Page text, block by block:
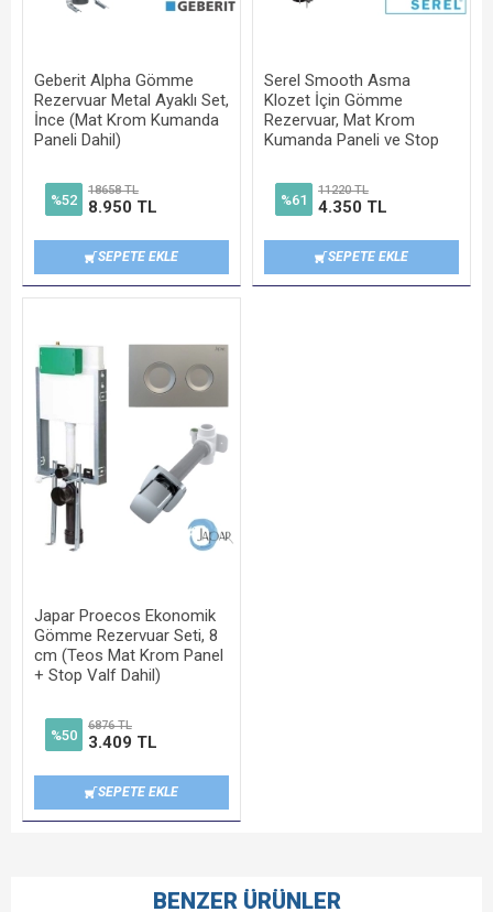
Geberit Alpha Gömme
Rezervuar Metal Ayaklı Set,
İnce (Mat Krom Kumanda
Paneli Dahil)
%52
18658 TL
8.950 TL
SEPETE EKLE
Serel Smooth Asma
Klozet İçin Gömme
Rezervuar, Mat Krom
Kumanda Paneli ve Stop
%61
11220 TL
4.350 TL
SEPETE EKLE
Japar Proecos Ekonomik
Gömme Rezervuar Seti, 8
cm (Teos Mat Krom Panel
+ Stop Valf Dahil)
%50
6876 TL
3.409 TL
SEPETE EKLE
BENZER ÜRÜNLER